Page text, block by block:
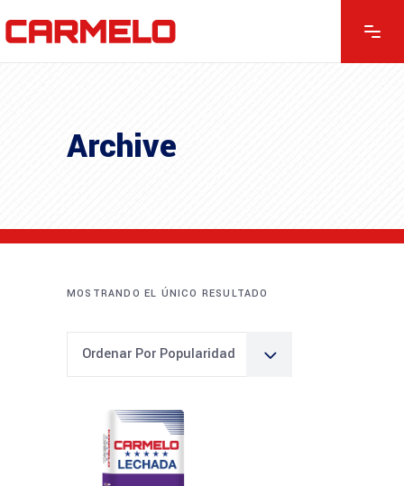
Archive
MOSTRANDO EL ÚNICO RESULTADO
Ordenar Por Popularidad